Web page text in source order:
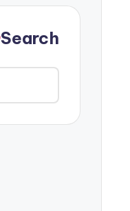
Search